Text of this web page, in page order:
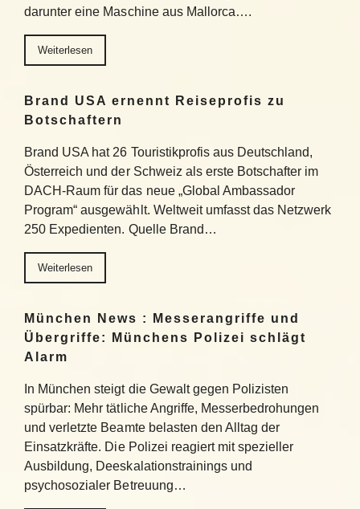
darunter eine Maschine aus Mallorca….
Weiterlesen
Brand USA ernennt Reiseprofis zu
Botschaftern
Brand USA hat 26 Touristikprofis aus Deutschland,
Österreich und der Schweiz als erste Botschafter im
DACH-Raum für das neue „Global Ambassador
Program“ ausgewählt. Weltweit umfasst das Netzwerk
250 Expedienten. Quelle Brand…
Weiterlesen
München News : Messerangriffe und
Übergriffe: Münchens Polizei schlägt
Alarm
In München steigt die Gewalt gegen Polizisten
spürbar: Mehr tätliche Angriffe, Messerbedrohungen
und verletzte Beamte belasten den Alltag der
Einsatzkräfte. Die Polizei reagiert mit spezieller
Ausbildung, Deeskalationstrainings und
psychosozialer Betreuung…